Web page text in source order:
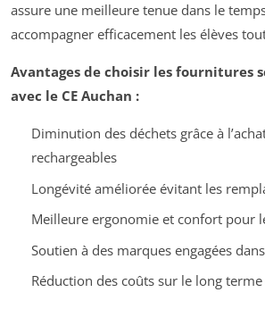
assure une meilleure tenue dans le
accompagner efficacement les élèves
Avantages de choisir les fournitures
avec le CE Auchan :
Diminution des déchets grâce à
rechargeables
Longévité améliorée évitant les
Meilleure ergonomie et confort pour
Soutien à des marques engagées
Réduction des coûts sur le long